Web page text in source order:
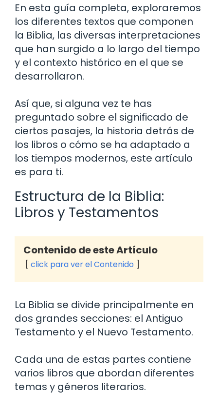
En esta guía completa, exploraremos
los diferentes textos que componen
la Biblia, las diversas interpretaciones
que han surgido a lo largo del tiempo
y el contexto histórico en el que se
desarrollaron.
Así que, si alguna vez te has
preguntado sobre el significado de
ciertos pasajes, la historia detrás de
los libros o cómo se ha adaptado a
los tiempos modernos, este artículo
es para ti.
Estructura de la Biblia:
Libros y Testamentos
Contenido de este Artículo
click para ver el Contenido
La Biblia se divide principalmente en
dos grandes secciones: el Antiguo
Testamento y el Nuevo Testamento.
Cada una de estas partes contiene
varios libros que abordan diferentes
temas y géneros literarios.